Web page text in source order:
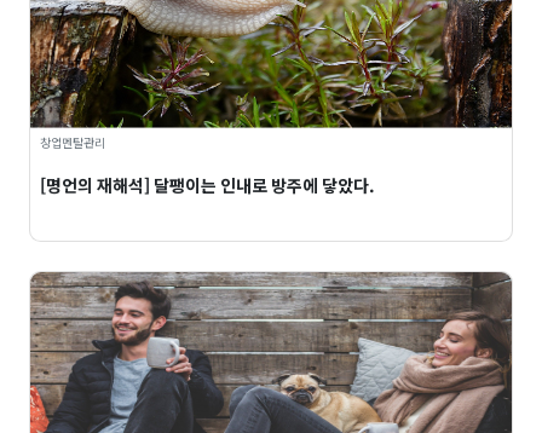
창업멘탈관리
[명언의 재해석] 달팽이는 인내로 방주에 닿았다.